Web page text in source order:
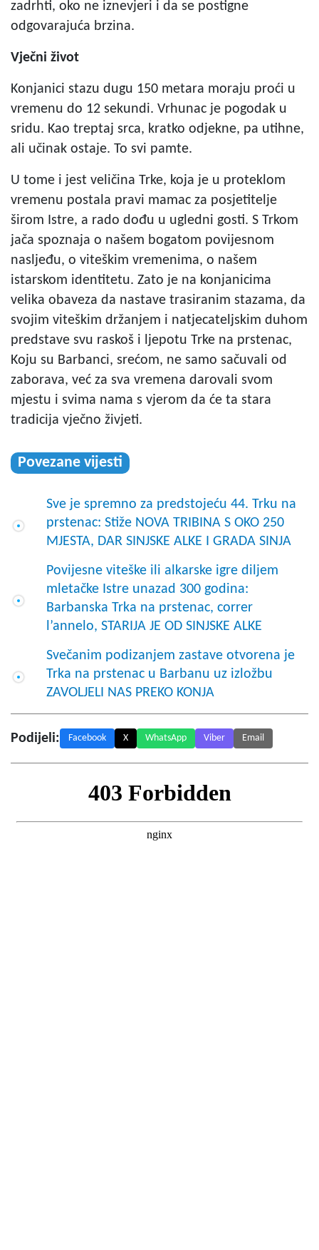
zadrhti, oko ne iznevjeri i da se postigne
odgovarajuća brzina.
Vječni život
Konjanici stazu dugu 150 metara moraju proći u
vremenu do 12 sekundi. Vrhunac je pogodak u
sridu. Kao treptaj srca, kratko odjekne, pa utihne,
ali učinak ostaje. To svi pamte.
U tome i jest veličina Trke, koja je u proteklom
vremenu postala pravi mamac za posjetitelje
širom Istre, a rado dođu u ugledni gosti. S Trkom
jača spoznaja o našem bogatom povijesnom
nasljeđu, o viteškim vremenima, o našem
istarskom identitetu. Zato je na konjanicima
velika obaveza da nastave trasiranim stazama, da
svojim viteškim držanjem i natjecateljskim duhom
predstave svu raskoš i ljepotu Trke na prstenac,
Koju su Barbanci, srećom, ne samo sačuvali od
zaborava, već za sva vremena darovali svom
mjestu i svima nama s vjerom da će ta stara
tradicija vječno živjeti.
Povezane vijesti
Sve je spremno za predstojeću 44. Trku na
prstenac: Stiže NOVA TRIBINA S OKO 250
MJESTA, DAR SINJSKE ALKE I GRADA SINJA
Povijesne viteške ili alkarske igre diljem
mletačke Istre unazad 300 godina:
Barbanska Trka na prstenac, correr
l’annelo, STARIJA JE OD SINJSKE ALKE
Svečanim podizanjem zastave otvorena je
Trka na prstenac u Barbanu uz izložbu
ZAVOLJELI NAS PREKO KONJA
Podijeli: Facebook X WhatsApp Viber Email